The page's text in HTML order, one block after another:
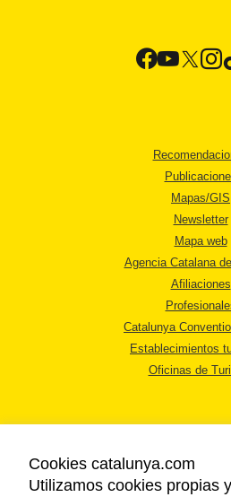
Mapas/GIS
Newsletter
Mapa web
Agencia Catalana
Afiliaciones
Catalunya
Establecimientos
Oficinas de
Cookies catalunya.com
Utilizamos cookies propias